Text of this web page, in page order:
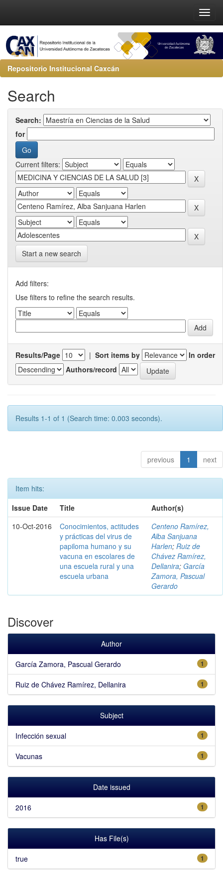
Repositorio Institucional Caxcán
Search
Search:
for
Current filters:
Start a new search
Add filters:
Use filters to refine the search results.
Results/Page | Sort items by
In order
Authors/record
Results 1-1 of 1 (Search time: 0.003 seconds).
previous 1 next
Item hits:
Issue Date
Title
Author(s)
10-Oct-2016
Conocimientos, actitudes
y prácticas del virus de
papiloma humano y su
vacuna en escolares de
una escuela rural y una
escuela urbana
Centeno Ramírez,
Alba Sanjuana
Harlen; Ruiz de
Chávez Ramírez,
Dellanira; García
Zamora, Pascual
Gerardo
Discover
Author
1
García Zamora, Pascual Gerardo
1
Ruiz de Chávez Ramírez, Dellanira
Subject
1
Infección sexual
1
Vacunas
Date issued
1
2016
Has File(s)
1
true